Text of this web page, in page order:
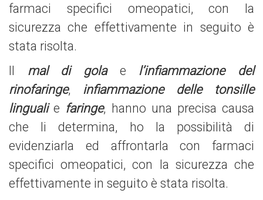
farmaci specifici omeopatici, con la
sicurezza che effettivamente in seguito è
stata risolta.
Il mal di golae l’infiammazione del
rinofaringe, infiammazione delle tonsille
lingualie faringe, hanno una precisa causa
che li determina, ho la possibilità di
evidenziarla ed affrontarla con farmaci
specifici omeopatici, con la sicurezza che
effettivamente in seguito è stata risolta.